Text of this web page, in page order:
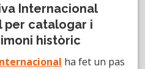
Internacional
per catalogar i
històric
ha fet un pas